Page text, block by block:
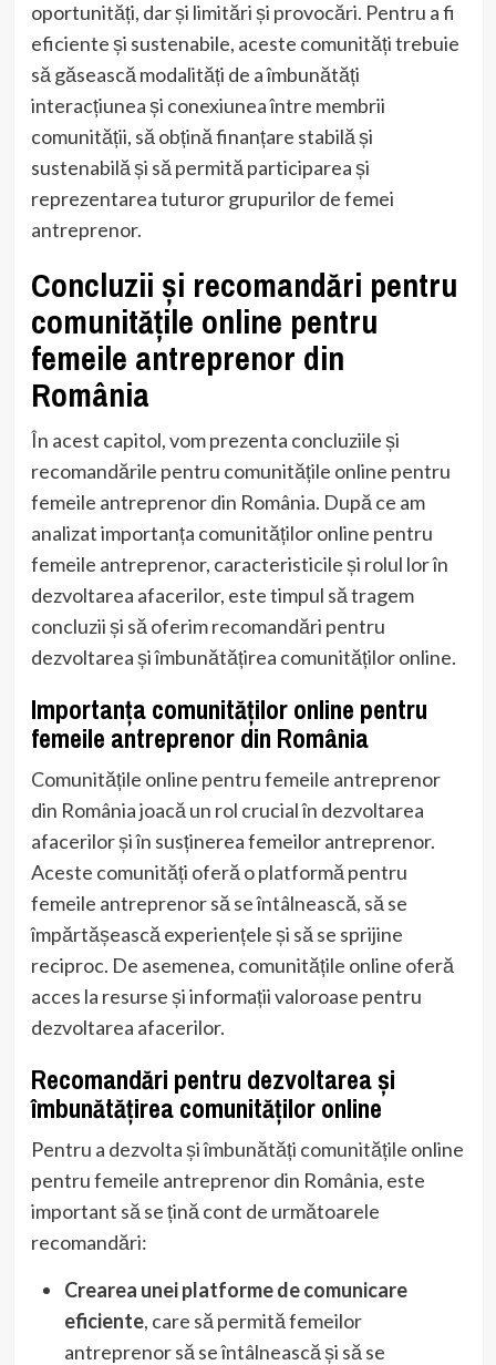
oportunități, dar și limitări și provocări. Pentru a fi
eficiente și sustenabile, aceste comunități trebuie
să găsească modalități de a îmbunătăți
interacțiunea și conexiunea între membrii
comunității, să obțină finanțare stabilă și
sustenabilă și să permită participarea și
reprezentarea tuturor grupurilor de femei
antreprenor.
Concluzii și recomandări pentru
comunitățile online pentru
femeile antreprenor din
România
În acest capitol, vom prezenta concluziile și
recomandările pentru comunitățile online pentru
femeile antreprenor din România. După ce am
analizat importanța comunităților online pentru
femeile antreprenor, caracteristicile și rolul lor în
dezvoltarea afacerilor, este timpul să tragem
concluzii și să oferim recomandări pentru
dezvoltarea și îmbunătățirea comunităților online.
Importanța comunităților online pentru
femeile antreprenor din România
Comunitățile online pentru femeile antreprenor
din România joacă un rol crucial în dezvoltarea
afacerilor și în susținerea femeilor antreprenor.
Aceste comunități oferă o platformă pentru
femeile antreprenor să se întâlnească, să se
împărtășească experiențele și să se sprijine
reciproc. De asemenea, comunitățile online oferă
acces la resurse și informații valoroase pentru
dezvoltarea afacerilor.
Recomandări pentru dezvoltarea și
îmbunătățirea comunităților online
Pentru a dezvolta și îmbunătăți comunitățile online
pentru femeile antreprenor din România, este
important să se țină cont de următoarele
recomandări:
Crearea unei platforme de comunicare
eficiente, care să permită femeilor
antreprenor să se întâlnească și să se